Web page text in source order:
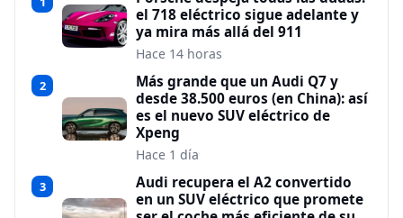
el 718 eléctrico sigue adelante y
ya mira más allá del 911
Hace 14 horas
2
Más grande que un Audi Q7 y
desde 38.500 euros (en China): así
es el nuevo SUV eléctrico de
Xpeng
Hace 1 día
3
Audi recupera el A2 convertido
en un SUV eléctrico que promete